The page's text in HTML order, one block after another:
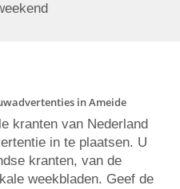
in Ameide
kranten van Nederland
in te plaatsen. U
kranten, van de
weekbladen. Geef de